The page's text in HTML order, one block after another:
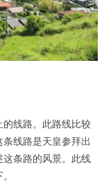
的线路。此路线比较
线路是天皇参拜出
条路的风景。此线